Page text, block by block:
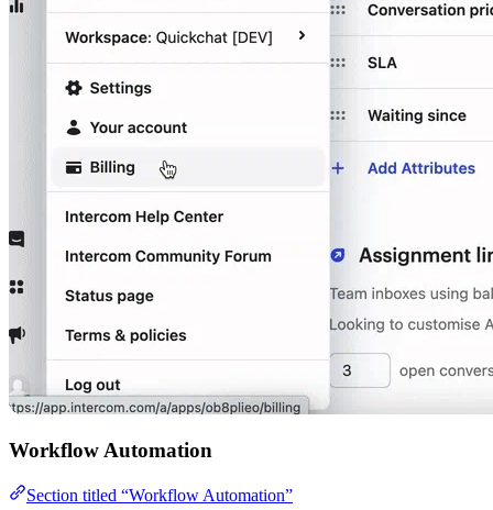
Workflow Automation
Section titled “Workflow Automation”